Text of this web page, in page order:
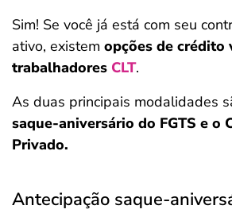
Sim! Se você já está com seu
ativo, existem opções de crédito
trabalhadores CLT.
As duas principais modalidades
saque-aniversário do FGTS e o
Privado.
Antecipação saque-